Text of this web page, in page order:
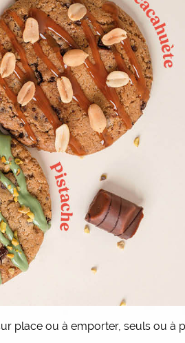
place ou à emporter, seuls ou à